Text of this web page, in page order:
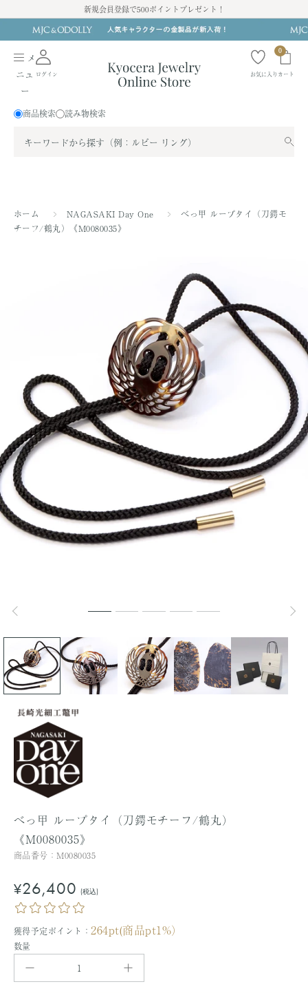
ッ
新規会員登録で500ポイントプレゼント！
メ
ニュ
ー
ログイン お気に入り
0
カート
商品検索 読み物検索
ホーム NAGASAKI Day One
べっ甲 ループタイ（刀鍔モ
チーフ/鶴丸）《M0080035》
べっ甲 ループタイ（刀鍔モチーフ/鶴丸）
《M0080035》
商品番号：M0080035
セ
ー
価
格
¥26,400 (税込)
獲得予定ポイント：264pt(商品pt1%）
数量